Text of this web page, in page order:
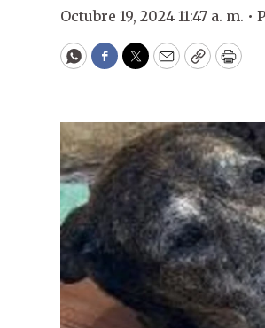
Octubre 19, 2024 11:47 a. m. •
WhatsApp
Facebook
Twitter
EmailCopyPrint